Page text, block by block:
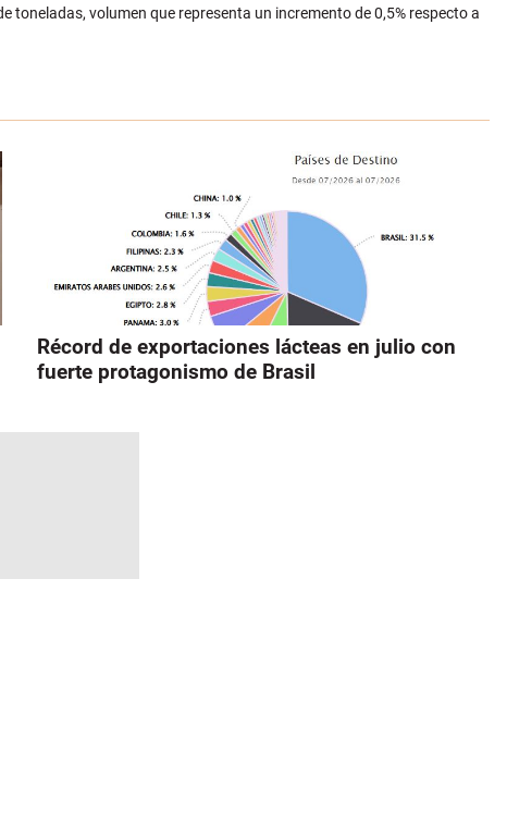
volumen que representa un incremento de 0,5% respecto a
Récord de exportaciones lácteas en julio con
fuerte protagonismo de Brasil